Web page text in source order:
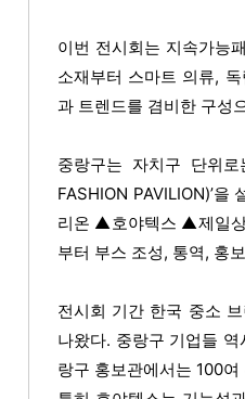
이번 전시회는 지속가능
소재부터 스마트 의류,
과 트렌드를 겸비한 구성
중랑구는 자치구 단위
FASHION PAVILION)’
리온 ▲호야텍스 ▲제일
부터 부스 조성, 통역, 홍
전시회 기간 한국 중소
나왔다. 중랑구 기업들
랑구 홍보관에서는 100